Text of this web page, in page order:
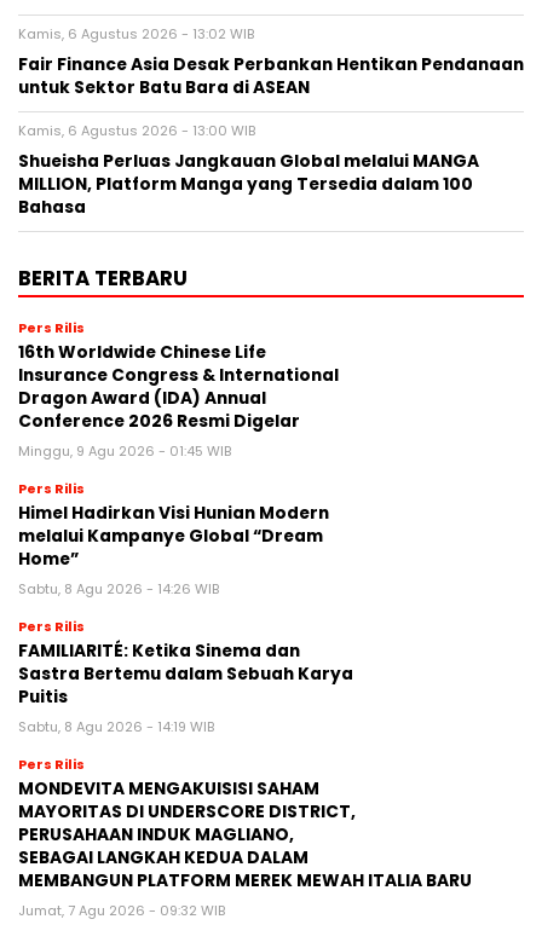
Kamis, 6 Agustus 2026 - 13:02 WIB
Fair Finance Asia Desak Perbankan Hentikan Pendanaan
untuk Sektor Batu Bara di ASEAN
Kamis, 6 Agustus 2026 - 13:00 WIB
Shueisha Perluas Jangkauan Global melalui MANGA
MILLION, Platform Manga yang Tersedia dalam 100
Bahasa
BERITA TERBARU
Pers Rilis
16th Worldwide Chinese Life
Insurance Congress & International
Dragon Award (IDA) Annual
Conference 2026 Resmi Digelar
Minggu, 9 Agu 2026 - 01:45 WIB
Pers Rilis
Himel Hadirkan Visi Hunian Modern
melalui Kampanye Global “Dream
Home”
Sabtu, 8 Agu 2026 - 14:26 WIB
Pers Rilis
FAMILIARITÉ: Ketika Sinema dan
Sastra Bertemu dalam Sebuah Karya
Puitis
Sabtu, 8 Agu 2026 - 14:19 WIB
Pers Rilis
MONDEVITA MENGAKUISISI SAHAM
MAYORITAS DI UNDERSCORE DISTRICT,
PERUSAHAAN INDUK MAGLIANO,
SEBAGAI LANGKAH KEDUA DALAM
MEMBANGUN PLATFORM MEREK MEWAH ITALIA BARU
Jumat, 7 Agu 2026 - 09:32 WIB